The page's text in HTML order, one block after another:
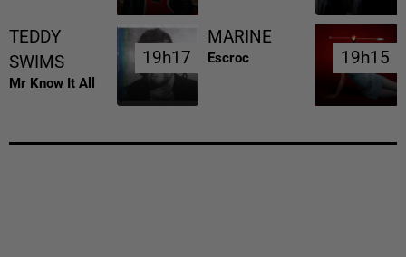
TEDDY
SWIMS
Mr Know It All
19h17
19h17
MARINE
Escroc 19h15
19h15